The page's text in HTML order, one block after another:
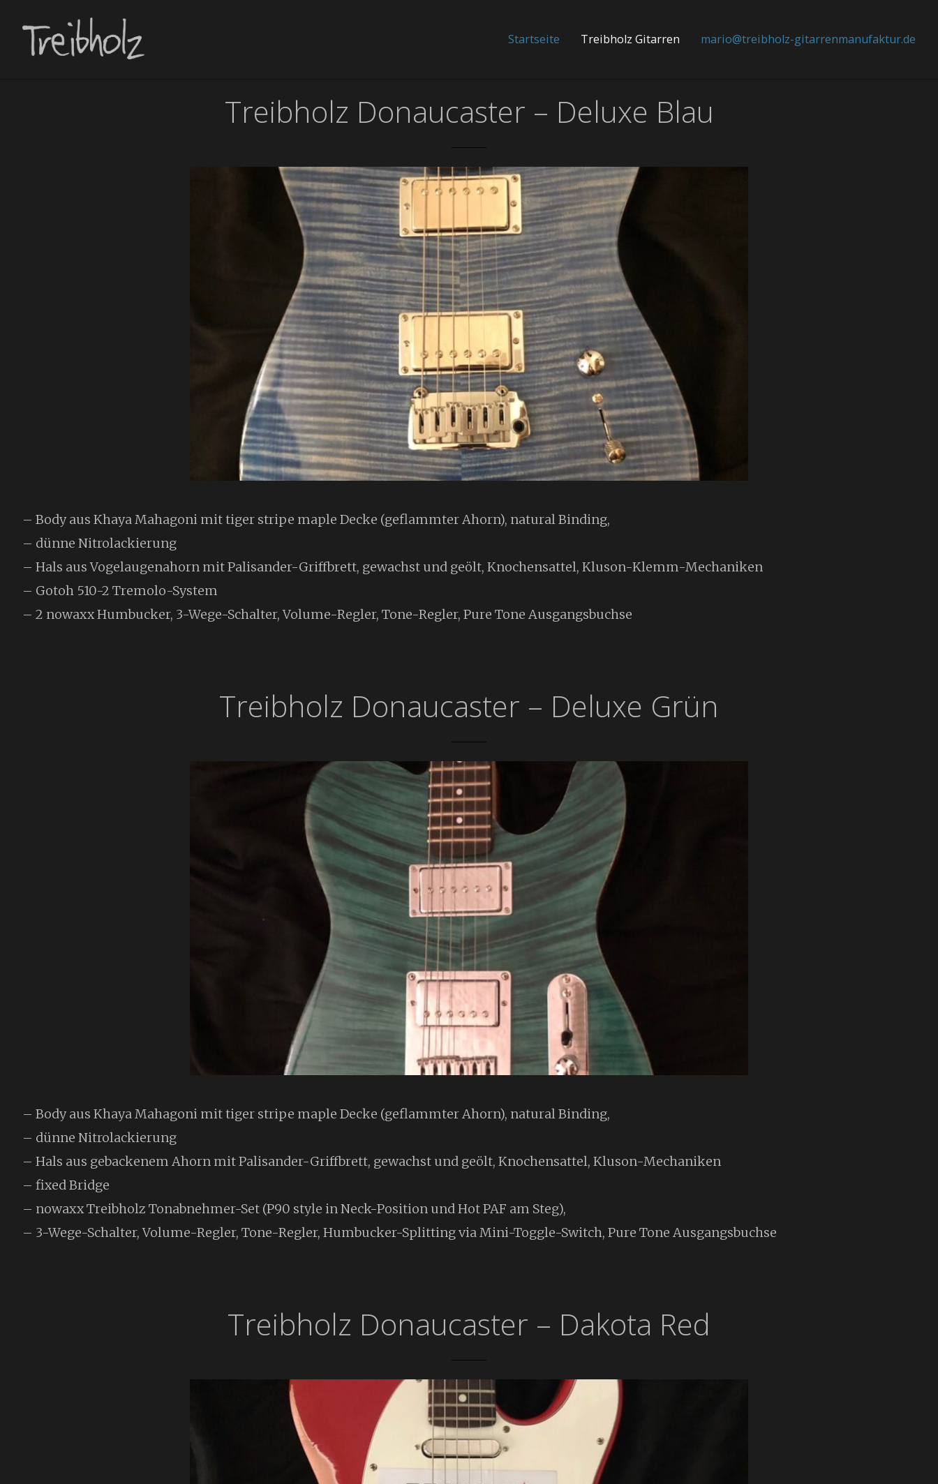
Startseite Treibholz Gitarren mario@treibholz-gitarrenmanufaktur.de
Treibholz Donaucaster – Deluxe Blau
– Body aus Khaya Mahagoni mit tiger stripe maple Decke (geflammter Ahorn), natural Binding,
– dünne Nitrolackierung
– Hals aus Vogelaugenahorn mit Palisander-Griffbrett, gewachst und geölt, Knochensattel, Kluson-Klemm-Mechaniken
– Gotoh 510-2 Tremolo-System
– 2 nowaxx Humbucker, 3-Wege-Schalter, Volume-Regler, Tone-Regler, Pure Tone Ausgangsbuchse
Treibholz Donaucaster – Deluxe Grün
– Body aus Khaya Mahagoni mit tiger stripe maple Decke (geflammter Ahorn), natural Binding,
– dünne Nitrolackierung
– Hals aus gebackenem Ahorn mit Palisander-Griffbrett, gewachst und geölt, Knochensattel, Kluson-Mechaniken
– fixed Bridge
– nowaxx Treibholz Tonabnehmer-Set (P90 style in Neck-Position und Hot PAF am Steg),
– 3-Wege-Schalter, Volume-Regler, Tone-Regler, Humbucker-Splitting via Mini-Toggle-Switch, Pure Tone Ausgangsbuchse
Treibholz Donaucaster – Dakota Red